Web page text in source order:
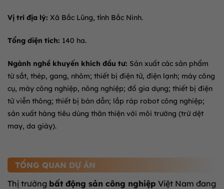
Vị trí địa lý: Xã Bắc Lũng, tỉnh Bắc Ninh.
Tổng diện tích: 140 ha.
Ngành nghề khuyến khích đầu tư: Sản xuất các sản phẩm
từ sắt, thép, gang, nhôm; thiết bị điện tử, điện lạnh; máy công
cụ, máy công nghiệp, nông nghiệp; đồ gia dụng; thiết bị điện
tử viễn thông; thiết bị bán dẫn; lắp ráp robot công nghiệp;
sản xuất hàng tiêu dùng thân thiện với môi trường (trừ dệt
may, da giày).
TỔNG QUAN DỰ ÁN
Thị trường bất động sản công nghiệp Việt Nam đang